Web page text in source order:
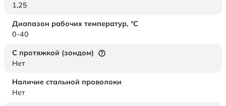
1,25
Диапазон рабочих температур, °C
0-40
С протяжкой (зондом)
Нет
Наличие стальной проволоки
Нет